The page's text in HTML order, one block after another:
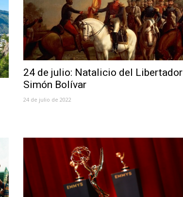
24 de julio: Natalicio del Libertador
Simón Bolívar
24 de julio de 2022